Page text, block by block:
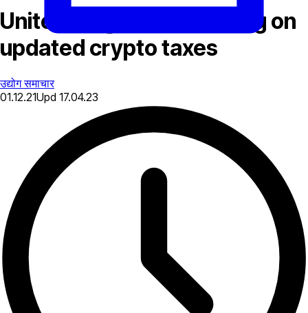
United Kingdom is working on
updated crypto taxes
उद्योग समाचार
01.12.21Upd 17.04.23